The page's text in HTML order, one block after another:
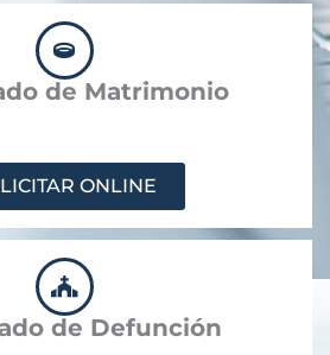
de Matrimonio
ONLINE
de Defunción